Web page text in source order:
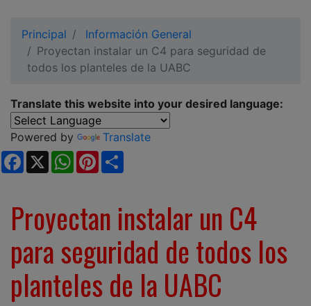
Principal
Información General
Proyectan instalar un C4 para seguridad de
todos los planteles de la UABC
Translate this website into your desired language:
Powered by
Translate
Facebook
X WhatsApp
Pinterest
Proyectan instalar un C4
para seguridad de todos los
planteles de la UABC